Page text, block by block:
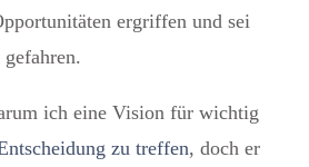
ergriffen und sei
ich eine Vision für wichtig
zu treffen, doch er